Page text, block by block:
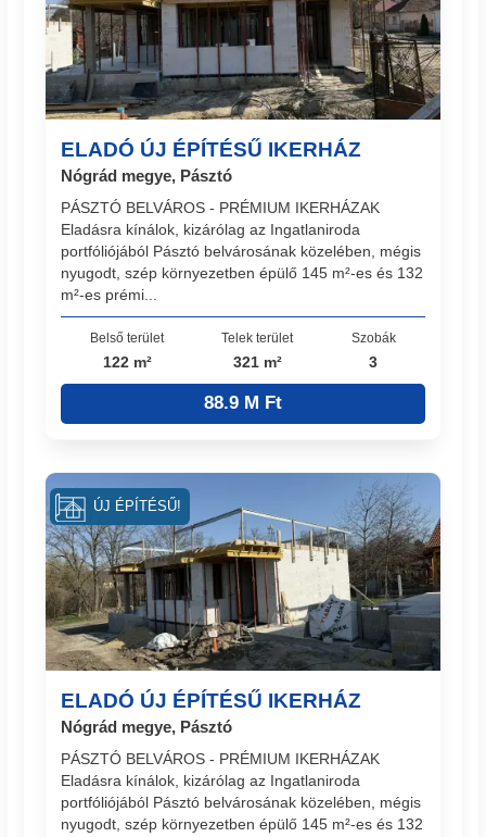
ELADÓ ÚJ ÉPÍTÉSŰ IKERHÁZ
Nógrád megye, Pásztó
PÁSZTÓ BELVÁROS - PRÉMIUM IKERHÁZAK
Eladásra kínálok, kizárólag az Ingatlaniroda
portfóliójából Pásztó belvárosának közelében, mégis
nyugodt, szép környezetben épülő 145 m²-es és 132
m²-es prémi...
Belső terület
122 m²
Telek terület
321 m²
Szobák
3
88.9 M Ft
ELADÓ ÚJ ÉPÍTÉSŰ IKERHÁZ
Nógrád megye, Pásztó
PÁSZTÓ BELVÁROS - PRÉMIUM IKERHÁZAK
Eladásra kínálok, kizárólag az Ingatlaniroda
portfóliójából Pásztó belvárosának közelében, mégis
nyugodt, szép környezetben épülő 145 m²-es és 132
ÚJ ÉPÍTÉSŰ!